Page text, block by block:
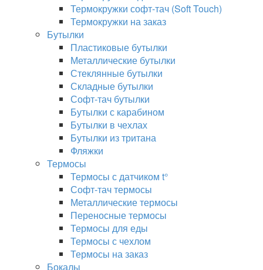
Термокружки софт-тач (Soft Touch)
Термокружки на заказ
Бутылки
Пластиковые бутылки
Металлические бутылки
Стеклянные бутылки
Складные бутылки
Софт-тач бутылки
Бутылки с карабином
Бутылки в чехлах
Бутылки из тритана
Фляжки
Термосы
Термосы с датчиком t°
Софт-тач термосы
Металлические термосы
Переносные термосы
Термосы для еды
Термосы с чехлом
Термосы на заказ
Бокалы